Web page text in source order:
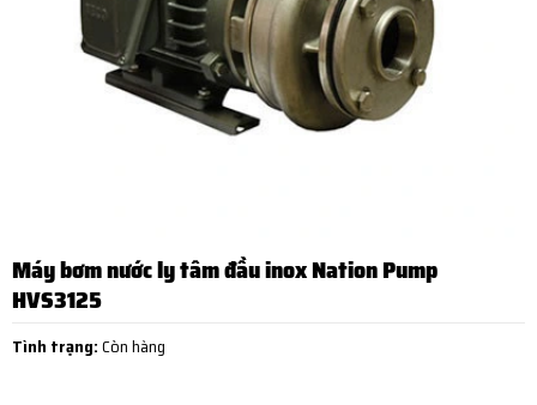
Máy bơm nước ly tâm đầu inox Nation Pump
HVS3125
Tình trạng:Còn hàng